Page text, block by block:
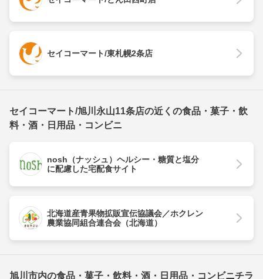
セイコーマート/東札幌2条店
セイコーマート/旭川永山11条店の近くの食品・菓子・飲
料・酒・日用品・コンビニ
nosh（ナッシュ）ヘルシー・糖質と塩分
に配慮した宅配食サイト
北海道産青果物拡販宣伝協議会／ホクレン
農業協同組合連合会（北海道）
旭川市内の食品・菓子・飲料・酒・日用品・コンビニチラ